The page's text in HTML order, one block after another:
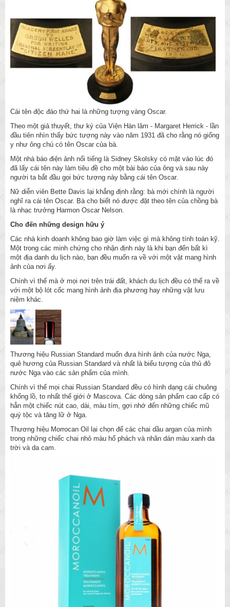
Cái tên độc đáo thứ hai là những tượng vàng Oscar.
Theo một giả thuyết, thư ký của Viện Hàn lâm - Margaret Herrick - lần
đầu tiên nhìn thấy bức tượng này vào năm 1931 đã cho rằng nó giống
y như ông chú có tên Oscar của bà.
Một nhà báo điện ảnh nổi tiếng là Sidney Skolsky có mặt vào lúc đó
đã lấy cái tên này làm tiêu đề cho một bài báo của ông và sau này
người ta bắt đầu gọi bức tượng này bằng cái tên Oscar.
Nữ diễn viên Bette Davis lại khẳng định rằng: bà mới chính là người
nghĩ ra cái tên Oscar. Bà cho biết nó được đặt theo tên của chồng bà
là nhạc trưởng Harmon Oscar Nelson.
Cho đến những design hữu ý
Các nhà kinh doanh không bao giờ làm việc gì mà không tính toán kỹ.
Một trong các minh chứng cho nhận định này là khi bạn đến bất kì
một địa danh du lịch nào, bạn đều muốn ra về với một vật mang hình
ảnh của nơi ấy.
Chính vì thế mà ở mọi nơi trên trái đất, khách du lịch đều có thể ra về
với một bộ lót cốc mang hình ảnh địa phương hay những vật lưu
niệm khác.
Thương hiệu Russian Standard muốn đưa hình ảnh của nước Nga,
quê hương của Russian Standard và nhất là biểu tượng của thủ đô
nước Nga vào các sản phẩm của mình.
Chính vì thế mọi chai Russian Standard đều có hình dạng cái chuông
khổng lồ, to nhất thế giới ở Mascova. Các dòng sản phẩm cao cấp có
hẳn một chiếc nút cao, dài, màu tím, gợi nhớ đến những chiếc mũ
quý tộc và tăng lữ ở Nga.
Thương hiệu Morrocan Oil lại chọn để các chai dầu argan của mình
trong những chiếc chai nhỏ màu hổ phách và nhãn dán màu xanh da
trời và da cam.